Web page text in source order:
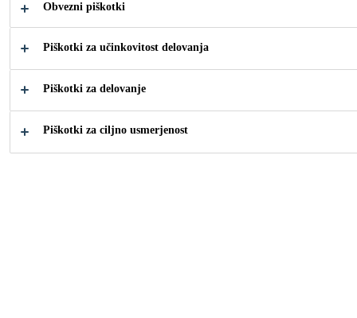
Kako vam lahko
pomagamo?
Obvezni piškotki
Piškotki za učinkovitost delovanja
Piškotki za delovanje
Piškotki za ciljno usmerjenost